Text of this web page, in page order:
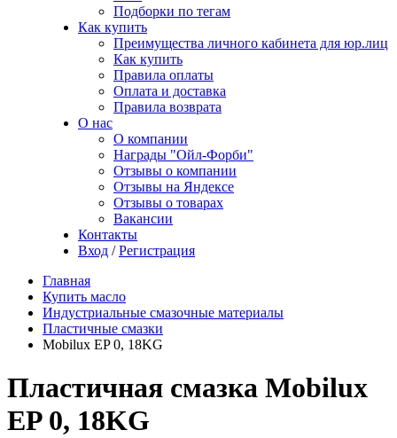
Подборки по тегам
Как купить
Преимущества личного кабинета для юр.лиц
Как купить
Правила оплаты
Оплата и доставка
Правила возврата
О нас
О компании
Награды "Ойл-Форби"
Отзывы о компании
Отзывы на Яндексе
Отзывы о товарах
Вакансии
Контакты
Вход / Регистрация
Главная
Купить масло
Индустриальные смазочные материалы
Пластичные смазки
Mobilux EP 0, 18KG
Пластичная смазка Mobilux
EP 0, 18KG